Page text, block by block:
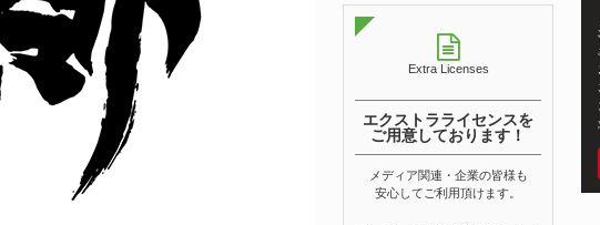
Extra Licenses
エクストラライセンスを
ご用意しております！
メディア関連・企業の皆様も
安心してご利用頂けます。